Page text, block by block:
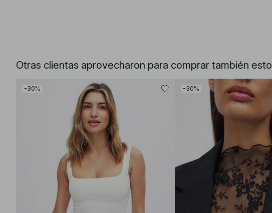
Otras clientas aprovecharon para comprar también esto
-30% -30%